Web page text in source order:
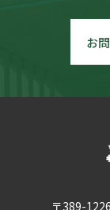
お
〒389-